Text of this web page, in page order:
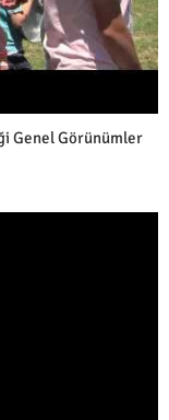
Genel Görünümler